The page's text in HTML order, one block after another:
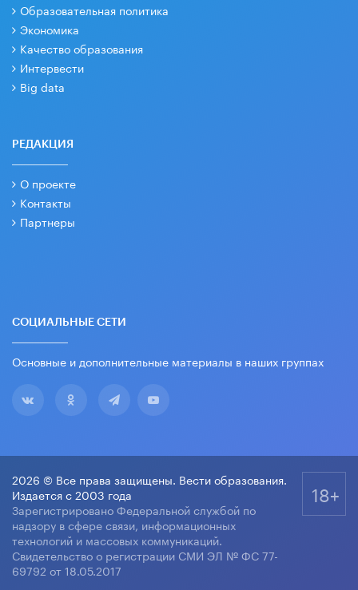
Образовательная политика
Экономика
Качество образования
Интервести
Big data
РЕДАКЦИЯ
О проекте
Контакты
Партнеры
СОЦИАЛЬНЫЕ СЕТИ
Основные и дополнительные материалы в наших группах
2026 © Все права защищены. Вести образования.
Издается с 2003 года
Зарегистрировано Федеральной службой по
надзору в сфере связи, информационных
технологий и массовых коммуникаций.
Свидетельство о регистрации СМИ ЭЛ № ФС 77-
69792 от 18.05.2017
18+